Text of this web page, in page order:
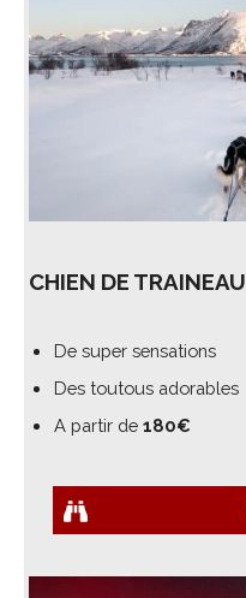
CHIEN DE TRAINEAU
De super sensations
Des toutous adorables
A partir de 180€